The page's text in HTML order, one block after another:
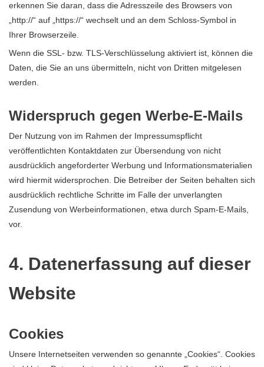
erkennen Sie daran, dass die Adresszeile des Browsers von
„http://“ auf „https://“ wechselt und an dem Schloss-Symbol in
Ihrer Browserzeile.
Wenn die SSL- bzw. TLS-Verschlüsselung aktiviert ist, können die
Daten, die Sie an uns übermitteln, nicht von Dritten mitgelesen
werden.
Widerspruch gegen Werbe-E-Mails
Der Nutzung von im Rahmen der Impressumspflicht
veröffentlichten Kontaktdaten zur Übersendung von nicht
ausdrücklich angeforderter Werbung und Informationsmaterialien
wird hiermit widersprochen. Die Betreiber der Seiten behalten sich
ausdrücklich rechtliche Schritte im Falle der unverlangten
Zusendung von Werbeinformationen, etwa durch Spam-E-Mails,
vor.
4. Datenerfassung auf dieser
Website
Cookies
Unsere Internetseiten verwenden so genannte „Cookies“. Cookies